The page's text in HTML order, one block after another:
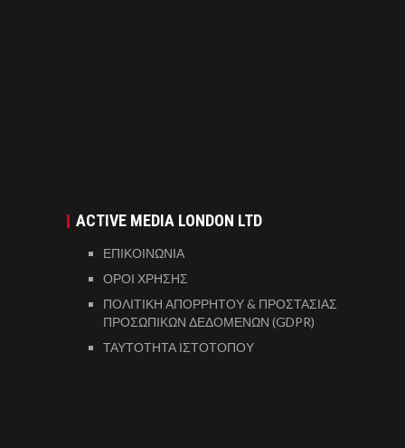
ACTIVE MEDIA LONDON LTD
ΕΠΙΚΟΙΝΩΝΙΑ
ΟΡΟΙ ΧΡΗΣΗΣ
ΠΟΛΙΤΙΚΗ ΑΠΟΡΡΗΤΟΥ & ΠΡΟΣΤΑΣΙΑΣ
ΠΡΟΣΩΠΙΚΩΝ ΔΕΔΟΜΕΝΩΝ (GDPR)
ΤΑΥΤΟΤΗΤΑ ΙΣΤΟΤΟΠΟΥ